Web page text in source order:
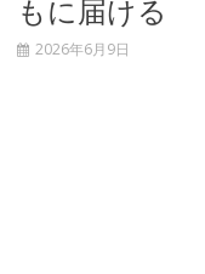
2026年6月9日